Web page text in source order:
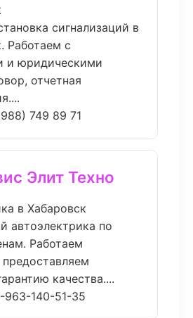
сигнализаций в
Работаем с
и юридическими
отчетная
749 89 71
Элит Техно
в Хабаровск
автоэлектрика по
Работаем
качества....
963-140-51-35